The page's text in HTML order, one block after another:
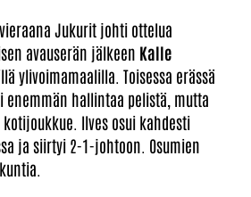
Jukurit johti ottelua
avauserän jälkeen Kalle
ylivoimamaalilla. Toisessa erässä
hallintaa pelistä, mutta
Ilves osui kahdesti
ja siirtyi 2-1-johtoon. Osumien